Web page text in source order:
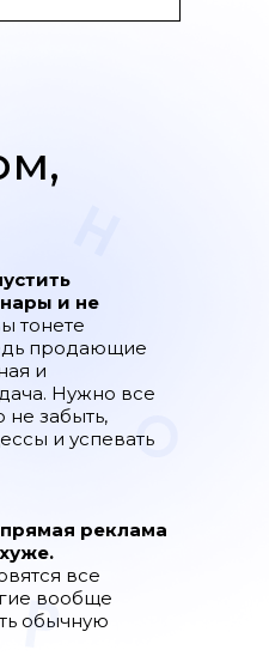
и не
тонете
продающие
и
Нужно все
не забыть,
и успевать
реклама
все
вообще
обычную